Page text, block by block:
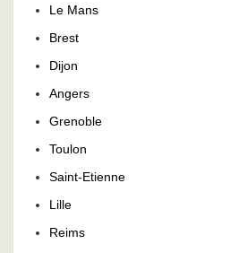
Le Mans
Brest
Dijon
Angers
Grenoble
Toulon
Saint-Etienne
Lille
Reims